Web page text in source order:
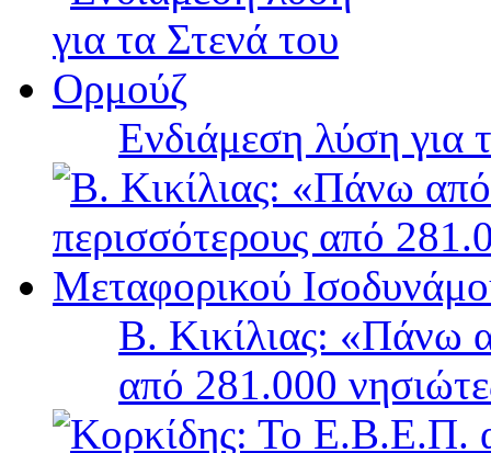
Ενδιάμεση λύση για
Β. Κικίλιας: «Πάνω
από 281.000